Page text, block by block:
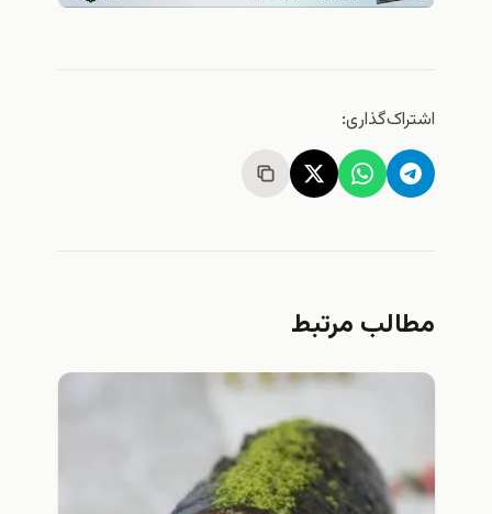
اشتراک‌گذاری:
مطالب مرتبط